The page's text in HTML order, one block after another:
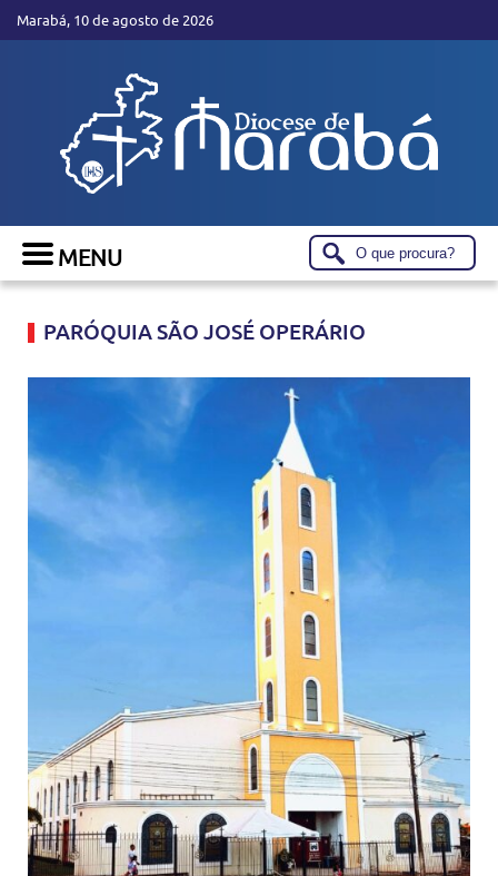
Marabá, 10 de agosto de 2026
PARÓQUIA SÃO JOSÉ OPERÁRIO